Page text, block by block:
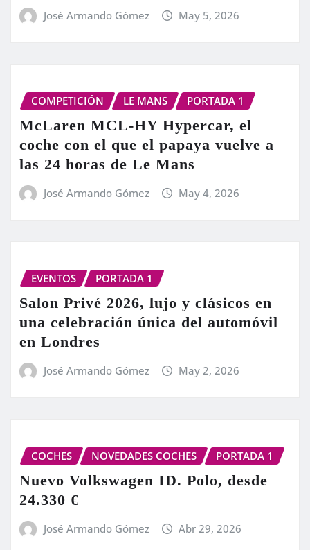
José Armando Gómez May 5, 2026
COMPETICIÓN LE MANS PORTADA 1
McLaren MCL-HY Hypercar, el
coche con el que el papaya vuelve a
las 24 horas de Le Mans
José Armando Gómez May 4, 2026
EVENTOS PORTADA 1
Salon Privé 2026, lujo y clásicos en
una celebración única del automóvil
en Londres
José Armando Gómez May 2, 2026
COCHES NOVEDADES COCHES PORTADA 1
Nuevo Volkswagen ID. Polo, desde
24.330 €
José Armando Gómez Abr 29, 2026